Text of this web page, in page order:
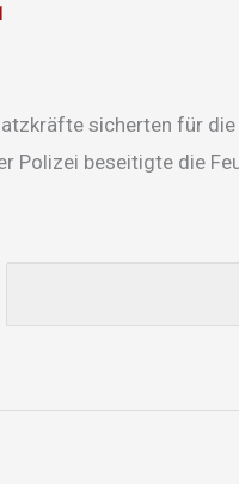
sicherten für
Polizei beseitigte die